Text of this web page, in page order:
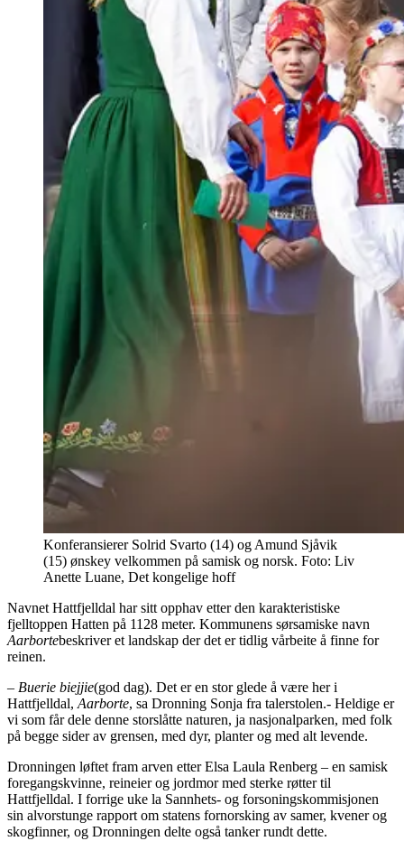
Konferansierer Solrid Svarto (14) og Amund Sjåvik
(15) ønskey velkommen på samisk og norsk. Foto: Liv
Anette Luane, Det kongelige hoff
Navnet Hattfjelldal har sitt opphav etter den karakteristiske
fjelltoppen Hatten på 1128 meter. Kommunens sørsamiske navn
Aarbortebeskriver et landskap der det er tidlig vårbeite å finne for
reinen.
– Buerie biejjie(god dag). Det er en stor glede å være her i
Hattfjelldal, Aarborte, sa Dronning Sonja fra talerstolen.- Heldige er
vi som får dele denne storslåtte naturen, ja nasjonalparken, med folk
på begge sider av grensen, med dyr, planter og med alt levende.
Dronningen løftet fram arven etter Elsa Laula Renberg – en samisk
foregangskvinne, reineier og jordmor med sterke røtter til
Hattfjelldal. I forrige uke la Sannhets- og forsoningskommisjonen
sin alvorstunge rapport om statens fornorsking av samer, kvener og
skogfinner, og Dronningen delte også tanker rundt dette.